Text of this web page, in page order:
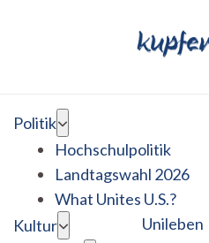
Politik
Hochschulpolitik
Landtagswahl 2026
What Unites U.S.?
Kultur
Unileben